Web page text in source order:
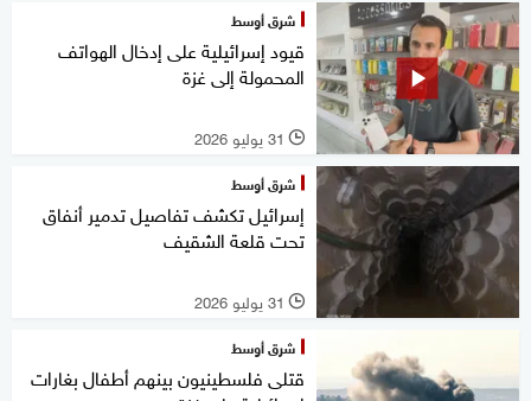
شرق أوسط
قيود إسرائيلية على إدخال الهواتف
المحمولة إلى غزة
l 31 يوليو 2026
شرق أوسط
إسرائيل تكشف تفاصيل تدمير أنفاق
تحت قلعة الشقيف
l 31 يوليو 2026
شرق أوسط
قتلى فلسطينيون بينهم أطفال بغارات